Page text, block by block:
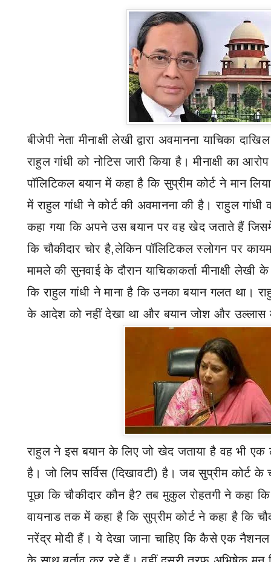
बीजेपी नेता मीनाक्षी लेखीद्वारा अवमानना याचिका
राहुल गांधी को नोटिस जारी किया है। मीनाक्षी का
पॉलिटिकल बयान में कहा है कि सुप्रीम कोर्ट ने मान
में राहुल गांधी ने कोर्ट की अवमानना की है। राहुल
कहा गया कि अपने उस बयान पर वह खेद जताते हैं
कि चौकीदार चोर है,लेकिन पॉलिटिकल स्लोगन पर
मामले की सुनवाई के दौरान याचिकाकर्ता मीनाक्षी
कि राहुल गांधी ने माना है कि उनका बयान गलत था।
के आदेश को नहीं देखा था और बयान जोश और उल्लास
राहुल ने इस बयान के लिए जो खेद जताया है वह भी एक
है। जो लिप सर्विस (दिखावटी) है। जब सुप्रीम कोर्टके
पूछा कि चौकीदार कौन है? तब मुकुल रोहतगी ने कहा
वायनाड तक में कहा है कि सुप्रीम कोर्ट ने कहा है कि
नरेंद्र मोदी हैं। ये देखा जाना चाहिए कि कैसे एक नैशनल